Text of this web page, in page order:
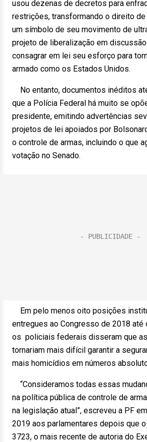
usou dezenas de decretos para
restrições, transformando o direito
um símbolo de seu movimento de
projeto de liberalização em
consagrar em lei seu esforço para
armado como os Estados Unidos.
No entanto, documentos inéditos
que a Polícia Federal há muito se
presidente, emitindo advertências
projetos de lei apoiados por
o controle de armas, incluindo o que
votação no Senado.
Em pelo menos oito posições
entregues ao Congresso de 2018 até
os policiais federais disseram que
tornariam mais difícil garantir a
mais homicídios em números
“Consideramos todas essas
na política pública de controle de
na legislação atual”, escreveu a PF
2019 aos parlamentares depois que
3723, o mais recente de autoria do